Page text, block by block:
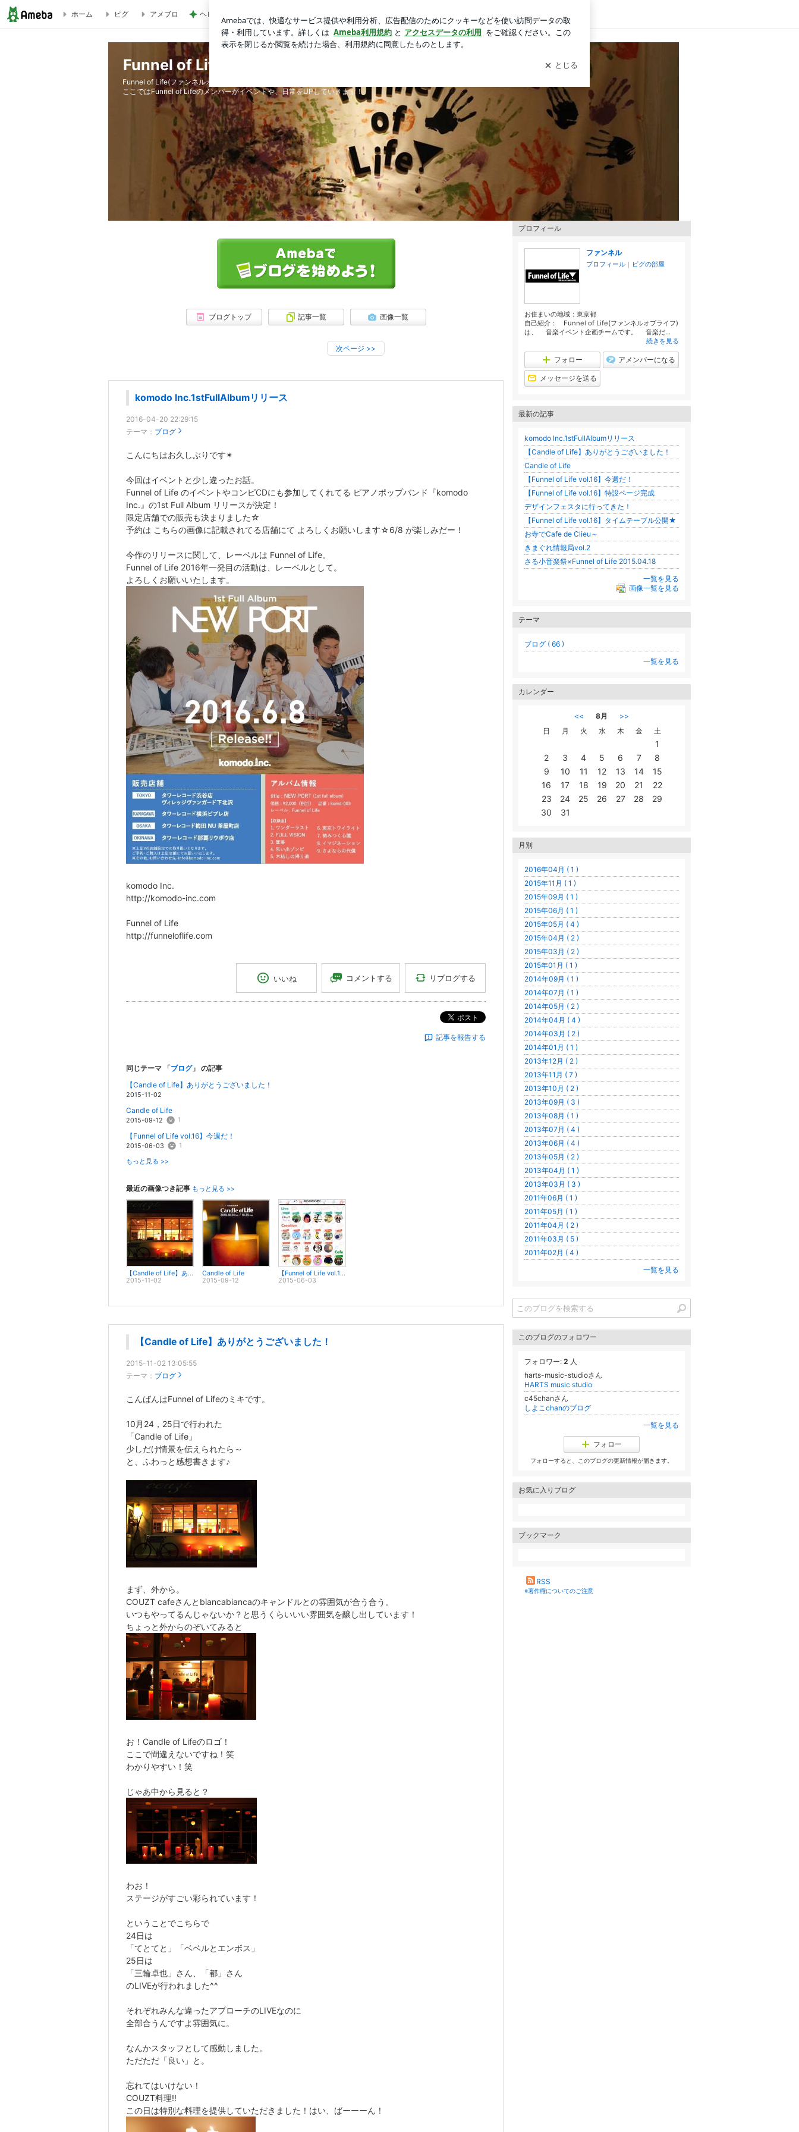
ホーム ピグ アメブロ ヘビロテしたくなる数量限定の紅茶 ログイン
Funnel of Life Blog
Funnel of Life(ファンネルオブライフ)は、音楽イベント企画チームです。
ここではFunnel of Lifeのメンバーがイベントや、日常をUPしていきます！
ブログトップ 記事一覧 画像一覧
次ページ >>
komodo Inc.1stFullAlbumリリース
2016-04-20 22:29:15
テーマ： ブログ
こんにちはお久しぶりです✴︎
今回はイベントと少し違ったお話。
Funnel of Life のイベントやコンピCDにも参加してくれてる ピアノポップバンド『komodo
Inc.』の1st Full Album リリースが決定！
限定店舗での販売も決まりました☆
予約は こちらの画像に記載されてる店舗にて よろしくお願いします☆6/8 が楽しみだー！
今作のリリースに関して、レーベルは Funnel of Life。
Funnel of Life 2016年一発目の活動は、レーベルとして。
よろしくお願いいたします。
komodo Inc.
http://komodo-inc.com
Funnel of Life
http://funneloflife.com
いいね コメントする リブログする
ポスト
記事を報告する
同じテーマ 「ブログ」 の記事
【Candle of Life】ありがとうございました！
2015-11-02
Candle of Life
2015-09-12 1
【Funnel of Life vol.16】今週だ！
2015-06-03 1
もっと見る >>
最近の画像つき記事 もっと見る >>
【Candle of Life】ありがとうございました！
2015-11-02
Candle of Life
2015-09-12
【Funnel of Life vol.16】今週だ！
2015-06-03
【Candle of Life】ありがとうございました！
2015-11-02 13:05:55
テーマ： ブログ
こんばんはFunnel of Lifeのミキです。
10月24，25日で行われた
「Candle of Life」
少しだけ情景を伝えられたら～
と、ふわっと感想書きます♪
まず、外から。
COUZT cafeさんとbiancabiancaのキャンドルとの雰囲気が合う合う。
いつもやってるんじゃないか？と思うくらいいい雰囲気を醸し出しています！
ちょっと外からのぞいてみると
お！Candle of Lifeのロゴ！
ここで間違えないですね！笑
わかりやすい！笑
じゃあ中から見ると？
わお！
ステージがすごい彩られています！
ということでこちらで
24日は
「てとてと」「ベベルとエンボス」
25日は
「三輪卓也」さん、「都」さん
のLIVEが行われました^^
それぞれみんな違ったアプローチのLIVEなのに
全部合うんですよ雰囲気に。
なんかスタッフとして感動しました。
ただただ「良い」と。
忘れてはいけない！
COUZT料理!!
この日は特別な料理を提供していただきました！はい、ばーーーん！
プロフィール
ファンネル
プロフィール ｜ ピグの部屋
お住まいの地域： 東京都
自己紹介： Funnel of Life(ファンネルオブライフ)
は、 音楽イベント企画チームです。 音楽だ...
続きを見る
フォロー アメンバーになる
メッセージを送る
最新の記事
komodo Inc.1stFullAlbumリリース
【Candle of Life】ありがとうございました！
Candle of Life
【Funnel of Life vol.16】今週だ！
【Funnel of Life vol.16】特設ページ完成
デザインフェスタに行ってきた！
【Funnel of Life vol.16】タイムテーブル公開★
お寺でCafe de Clieu～
きまぐれ情報局vol.2
さる小音楽祭×Funnel of Life 2015.04.18
一覧を見る
画像一覧を見る
テーマ
ブログ ( 66 )
一覧を見る
カレンダー
<< 8月
>>
日
月 火 水 木 金 土
1
2
3 4 5 6 7
8
9
10 11 12 13 14
15
16
17 18 19 20 21
22
23
24 25 26 27 28
29
30
31
月別
2016年04月 ( 1 )
2015年11月 ( 1 )
2015年09月 ( 1 )
2015年06月 ( 1 )
2015年05月 ( 4 )
2015年04月 ( 2 )
2015年03月 ( 2 )
2015年01月 ( 1 )
2014年09月 ( 1 )
2014年07月 ( 1 )
2014年05月 ( 2 )
2014年04月 ( 4 )
2014年03月 ( 2 )
2014年01月 ( 1 )
2013年12月 ( 2 )
2013年11月 ( 7 )
2013年10月 ( 2 )
2013年09月 ( 3 )
2013年08月 ( 1 )
2013年07月 ( 4 )
2013年06月 ( 4 )
2013年05月 ( 2 )
2013年04月 ( 1 )
2013年03月 ( 3 )
2011年06月 ( 1 )
2011年05月 ( 1 )
2011年04月 ( 2 )
2011年03月 ( 5 )
2011年02月 ( 4 )
一覧を見る
このブログのフォロワー
フォロワー: 2 人
harts-music-studioさん
HARTS music studio
c45chanさん
しよこchanのブログ
一覧を見る
フォロー
フォローすると、このブログの更新情報が届きます。
お気に入りブログ
ブックマーク
RSS
※著作権についてのご注意